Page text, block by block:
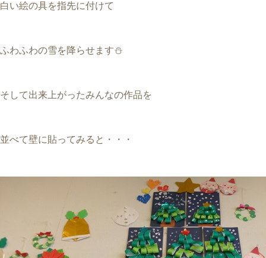
白い絵の具を指先に付けて
ふわふわの雪を降らせます⛄
そして出来上がったみんなの作品を
並べて壁に貼ってみると・・・